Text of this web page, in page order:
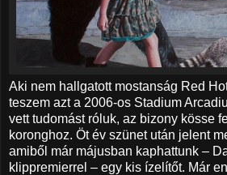
Aki nem hallgatott mostanság Red
teszem azt a 2006-os Stadium
vett tudomást róluk, az bizony kösse
koronghoz. Öt év szünet után jelent
amiből már májusban kaphattunk –
klippremierrel – egy kis ízelítőt. Már